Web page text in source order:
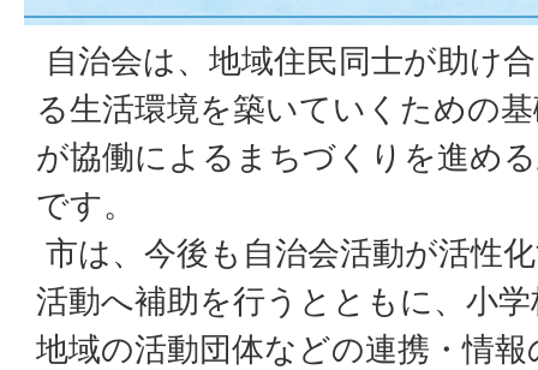
自治会は、地域住民同士が助け
る生活環境を築いていくための
が協働によるまちづくりを進め
です。
市は、今後も自治会活動が活性
活動へ補助を行うとともに、小
地域の活動団体などの連携・情